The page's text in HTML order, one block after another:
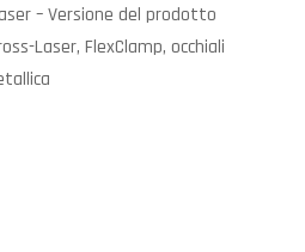
– Versione del prodotto
Laser, FlexClamp, occhiali